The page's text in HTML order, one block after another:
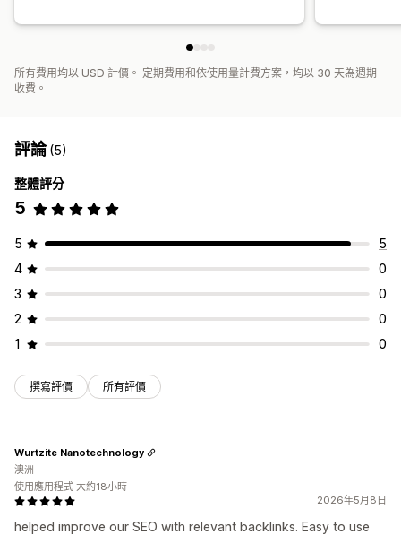
所有費用均以 USD 計價。 定期費用和依使用量計費方案，均以 30 天為週期
收費。
評論(5)
整體評分
5
5
5
4
0
3
0
2
0
1
0
撰寫評價 所有評價
2026年5月8日
helped improve our SEO with relevant backlinks. Easy to use
Wurtzite Nanotechnology
澳洲
使用應用程式 大約18小時